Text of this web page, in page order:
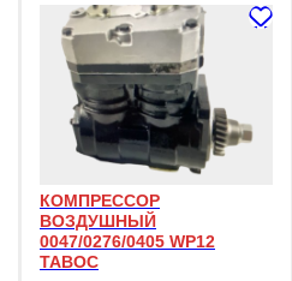
КОМПРЕССОР
ВОЗДУШНЫЙ
0047/0276/0405 WP12
TABOC